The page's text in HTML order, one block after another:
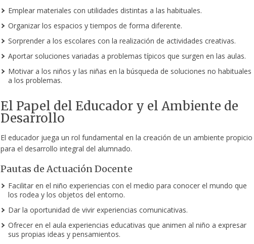
Emplear materiales con utilidades distintas a las habituales.
Organizar los espacios y tiempos de forma diferente.
Sorprender a los escolares con la realización de actividades creativas.
Aportar soluciones variadas a problemas típicos que surgen en las aulas.
Motivar a los niños y las niñas en la búsqueda de soluciones no habituales
a los problemas.
El Papel del Educador y el Ambiente de
Desarrollo
El educador juega un rol fundamental en la creación de un ambiente propicio
para el desarrollo integral del alumnado.
Pautas de Actuación Docente
Facilitar en el niño experiencias con el medio para conocer el mundo que
los rodea y los objetos del entorno.
Dar la oportunidad de vivir experiencias comunicativas.
Ofrecer en el aula experiencias educativas que animen al niño a expresar
sus propias ideas y pensamientos.